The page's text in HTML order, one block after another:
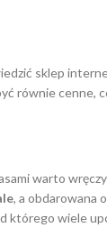
sklep
równie cenne,
warto
, a obdarowana
którego wiele